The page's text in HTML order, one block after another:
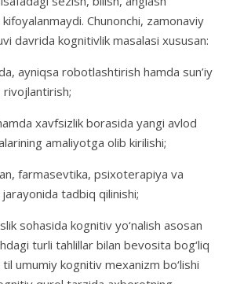
Chunonchi, zamonaviy
davrida kognitivlik masalasi xususan:
ayniqsa robotlashtirish hamda sun’iy
rivojlantirish;
xavfsizlik borasida yangi avlod
amaliyotga olib kirilishi;
farmasevtika, psixoterapiya va
tadbiq qilinishi;
sohasida kognitiv yo‘nalish asosan
turli tahlillar bilan bevosita bog‘liq
umumiy kognitiv mexanizm bo‘lishi